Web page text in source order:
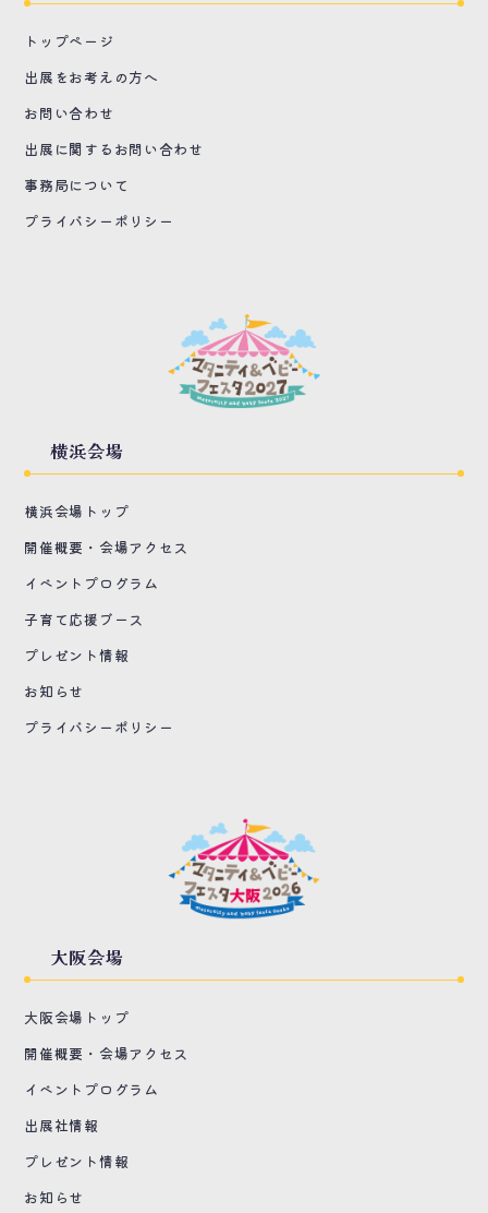
トップページ
出展をお考えの方へ
お問い合わせ
出展に関するお問い合わせ
事務局について
プライバシーポリシー
横浜会場
横浜会場トップ
開催概要・会場アクセス
イベントプログラム
子育て応援ブース
プレゼント情報
お知らせ
プライバシーポリシー
大阪会場
大阪会場トップ
開催概要・会場アクセス
イベントプログラム
出展社情報
プレゼント情報
お知らせ